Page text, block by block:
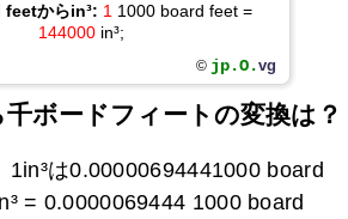
からin³: 1 1000 board feet =
144000 in³;
© jp.O.vg
ボードフィートの変換は？
1in³は0.00000694441000 board
= 0.0000069444 1000 board